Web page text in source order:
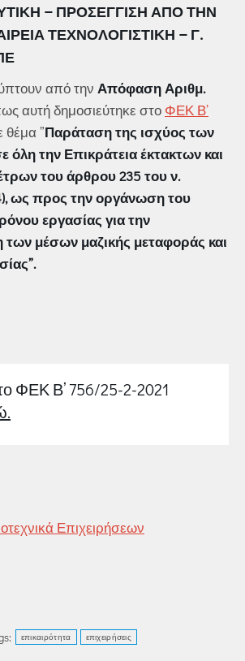
– ΠΡΟΣΈΓΓΙΣΗ ΑΠΌ ΤΗΝ
ΤΕΧΝΟΛΟΓΙΣΤΙΚΗ – Γ.
από την Απόφαση Αριθμ.
αυτή δημοσιεύτηκε στο ΦΕΚ Β’
θέμα ”Παράταση της ισχύος των
όλη την Επικράτεια έκτακτων και
του άρθρου 235 του ν.
ως προς την οργάνωση του
εργασίας για την
μέσων μαζικής μεταφοράς και
το ΦΕΚ Β’ 756/25-2-2021
επικαιρότητα επιχειρήσεις